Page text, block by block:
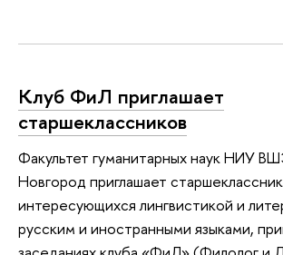
Клуб ФиЛ приглашает
старшеклассников
Факультет гуманитарных наук НИУ
Новгород приглашает
интересующихся лингвистикой и
русским и иностранными языками,